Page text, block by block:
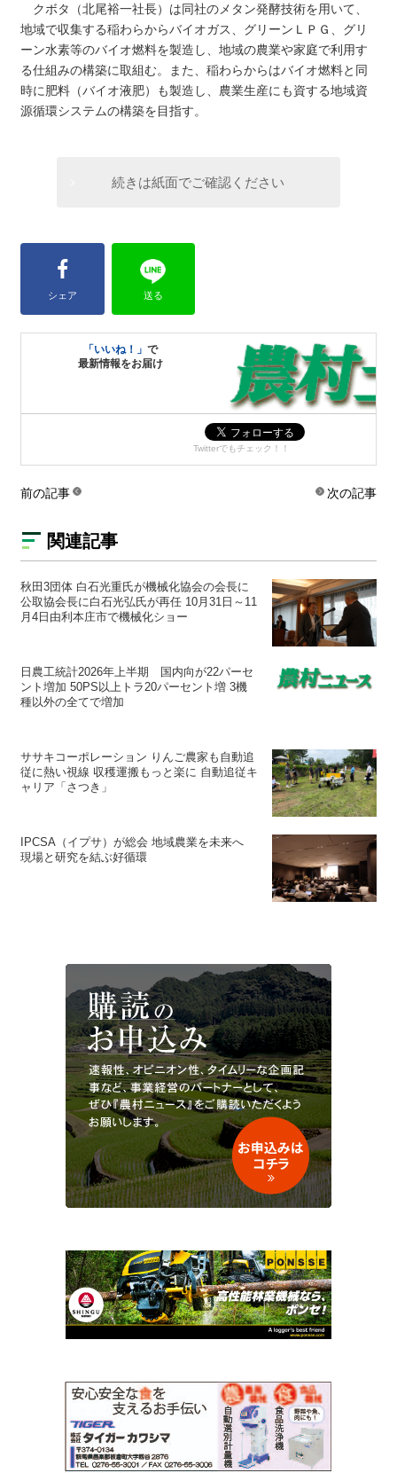
クボタ（北尾裕一社長）は同社のメタン発酵技術を用いて、
地域で収集する稲わらからバイオガス、グリーンＬＰＧ、グリ
ーン水素等のバイオ燃料を製造し、地域の農業や家庭で利用す
る仕組みの構築に取組む。また、稲わらからはバイオ燃料と同
時に肥料（バイオ液肥）も製造し、農業生産にも資する地域資
源循環システムの構築を目指す。
続きは紙面でご確認ください
シェア 送る
「いいね！」で
最新情報をお届け
Twitterでもチェック！！
前の記事 次の記事
関連記事
秋田3団体 白石光重氏が機械化協会の会長に
公取協会長に白石光弘氏が再任 10月31日～11
月4日由利本庄市で機械化ショー
日農工統計2026年上半期 国内向が22パーセ
ント増加 50PS以上トラ20パーセント増 3機
種以外の全てで増加
ササキコーポレーション りんご農家も自動追
従に熱い視線 収穫運搬もっと楽に 自動追従キ
ャリア「さつき」
IPCSA（イプサ）が総会 地域農業を未来へ
現場と研究を結ぶ好循環